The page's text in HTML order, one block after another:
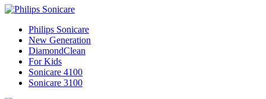
Philips Sonicare
New Generation
DiamondClean
For Kids
Sonicare 4100
Sonicare 3100